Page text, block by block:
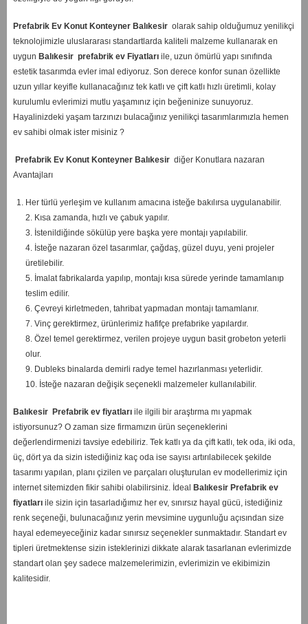
Prefabrik Ev Konut Konteyner Balıkesirolarak sahip olduğumuz yenilikçi
teknolojimizle uluslararası standartlarda kaliteli malzeme kullanarak en
uygun Balıkesirprefabrik ev Fiyatları ile, uzun ömürlü yapı sınıfında
estetik tasarımda evler imal ediyoruz. Son derece konfor sunan özellikte
uzun yıllar keyifle kullanacağınız tek katlı ve çift katlı hızlı üretimli, kolay
kurulumlu evlerimizi mutlu yaşamınız için beğeninize sunuyoruz.
Hayalinizdeki yaşam tarzınızı bulacağınız yenilikçi tasarımlarımızla hemen
ev sahibi olmak ister misiniz ?
Prefabrik Ev Konut Konteyner Balıkesirdiğer Konutlara nazaran
Avantajları
Her türlü yerleşim ve kullanım amacına isteğe bakılırsa uygulanabilir.
2. Kısa zamanda, hızlı ve çabuk yapılır.
3. İstenildiğinde sökülüp yere başka yere montajı yapılabilir.
4. İsteğe nazaran özel tasarımlar, çağdaş, güzel duyu, yeni projeler
üretilebilir.
5. İmalat fabrikalarda yapılıp, montajı kısa sürede yerinde tamamlanıp
teslim edilir.
6. Çevreyi kirletmeden, tahribat yapmadan montajı tamamlanır.
7. Vinç gerektirmez, ürünlerimiz hafifçe prefabrike yapılardır.
8. Özel temel gerektirmez, verilen projeye uygun basit grobeton yeterli
olur.
9. Dubleks binalarda demirli radye temel hazırlanması yeterlidir.
10. İsteğe nazaran değişik seçenekli malzemeler kullanılabilir.
BalıkesirPrefabrik ev fiyatlarıile ilgili bir araştırma mı yapmak
istiyorsunuz? O zaman size firmamızın ürün seçeneklerini
değerlendirmenizi tavsiye edebiliriz. Tek katlı ya da çift katlı, tek oda, iki oda,
üç, dört ya da sizin istediğiniz kaç oda ise sayısı artırılabilecek şekilde
tasarımı yapılan, planı çizilen ve parçaları oluşturulan ev modellerimiz için
internet sitemizden fikir sahibi olabilirsiniz. İdeal BalıkesirPrefabrik ev
fiyatlarıile sizin için tasarladığımız her ev, sınırsız hayal gücü, istediğiniz
renk seçeneği, bulunacağınız yerin mevsimine uygunluğu açısından size
hayal edemeyeceğiniz kadar sınırsız seçenekler sunmaktadır. Standart ev
tipleri üretmektense sizin isteklerinizi dikkate alarak tasarlanan evlerimizde
standart olan şey sadece malzemelerimizin, evlerimizin ve ekibimizin
kalitesidir.